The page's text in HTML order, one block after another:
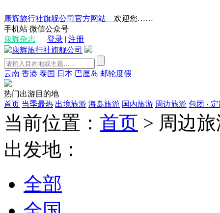
康辉旅行社旗舰公司官方网站 __欢迎您……
手机站 微信公众号
康辉杂志
登录 | 注册
云南 香港 泰国 日本 巴厘岛 邮轮度假
热门出游目的地
首页 当季最热 出境旅游 海岛旅游 国内旅游 周边旅游 包团 ·
当前位置： 首页 > 周边
出发地：
全部